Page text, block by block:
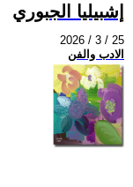
إشبيليا الجبوري
2026 / 3 / 25
الادب والفن